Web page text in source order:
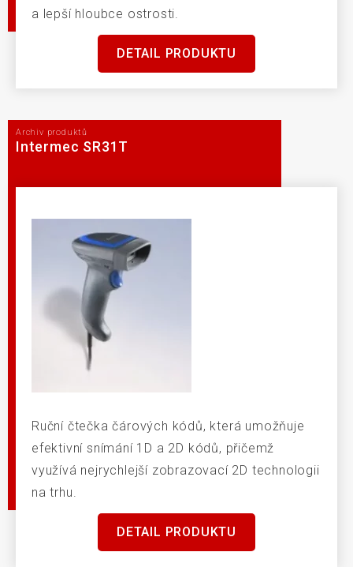
a lepší hloubce ostrosti.
DETAIL PRODUKTU
Archiv produktů
Intermec SR31T
Ruční čtečka čárových kódů, která umožňuje
efektivní snímání 1D a 2D kódů, přičemž
využívá nejrychlejší zobrazovací 2D technologii
na trhu.
DETAIL PRODUKTU